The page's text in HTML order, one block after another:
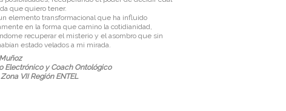
que quiero tener.
elemento transformacional que ha influido
en la forma que camino la cotidianidad,
recuperar el misterio y el asombro que sin
estado velados a mi mirada.
Electrónico y Coach Ontológico
VII Región ENTEL